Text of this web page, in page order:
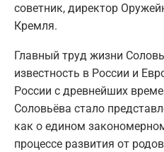
советник, директор
Кремля.
Главный труд жизни
известность в России и
России с древнейших
Соловьёва стало
как о едином
процессе развития от